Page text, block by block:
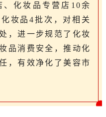
化妆品专营店10余
妆品4批次，对相关
，进一步规范了化妆
品消费安全，推动化
，有效净化了美容市